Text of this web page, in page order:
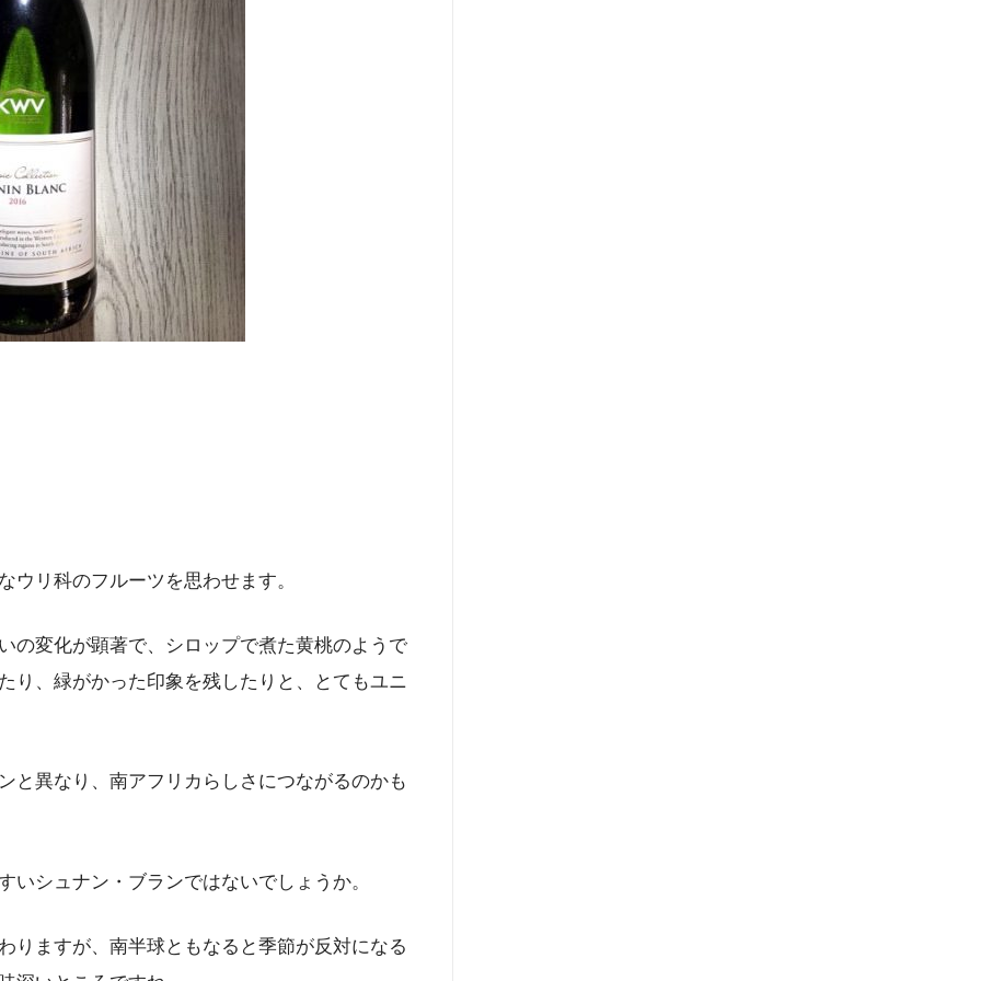
ウリ科のフルーツを思わせます。
の変化が顕著で、シロップで煮た黄桃のようで
り、緑がかった印象を残したりと、とてもユニ
と異なり、南アフリカらしさにつながるのかも
シュナン・ブランではないでしょうか。
りますが、南半球ともなると季節が反対になる